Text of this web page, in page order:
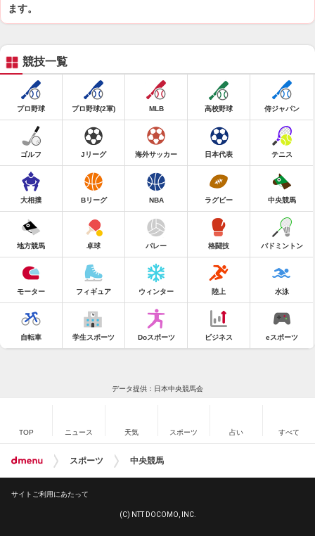
ます。
競技一覧
プロ野球 プロ野球(2軍) MLB 高校野球 侍ジャパン
ゴルフ Jリーグ 海外サッカー 日本代表 テニス
大相撲 Bリーグ NBA ラグビー 中央競馬
地方競馬 卓球 バレー 格闘技 バドミントン
モーター フィギュア ウィンター 陸上 水泳
自転車 学生スポーツ Doスポーツ ビジネス eスポーツ
データ提供：日本中央競馬会
TOP ニュース 天気 スポーツ 占い すべて
スポーツ 中央競馬
サイトご利用にあたって
(C) NTT DOCOMO, INC.